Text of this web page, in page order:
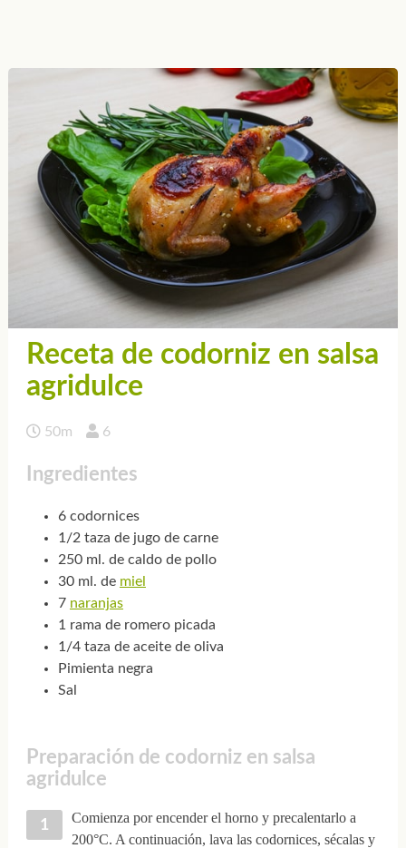
Receta de codorniz en salsa
agridulce
50m 6
Ingredientes
6 codornices
1/2 taza de jugo de carne
250 ml. de caldo de pollo
30 ml. de miel
7 naranjas
1 rama de romero picada
1/4 taza de aceite de oliva
Pimienta negra
Sal
Preparación de codorniz en salsa
agridulce
Comienza por encender el horno y precalentarlo a
200°C. A continuación, lava las codornices, sécalas y